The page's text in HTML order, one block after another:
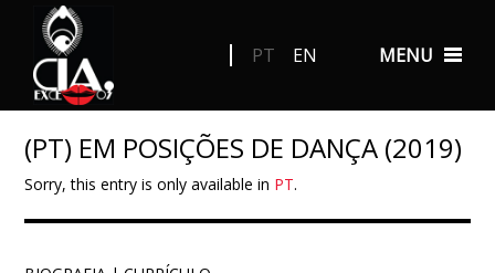
MENU
PT EN
(PT) EM POSIÇÕES DE DANÇA (2019)
Sorry, this entry is only available in PT.